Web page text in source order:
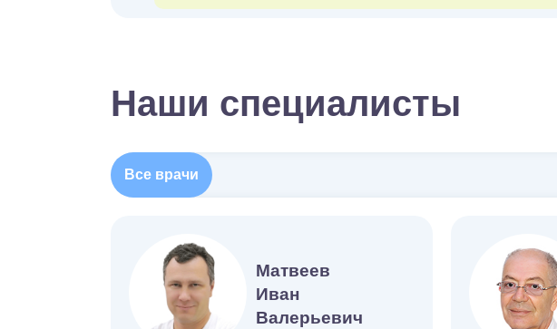
Наши специалисты
Все врачи
Матвеев
Иван
Валерьевич